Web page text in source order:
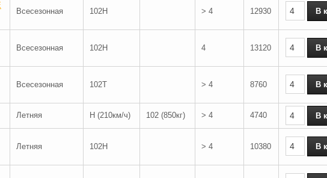
Всесезонная 102H > 4 12930
Всесезонная 102H 4 13120
Всесезонная 102T > 4 8760
Летняя H (210км/ч) 102 (850кг) > 4 4740
Летняя 102H > 4 10380